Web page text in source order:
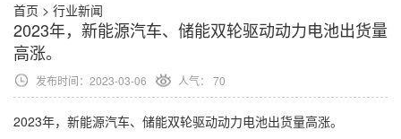
首页 > 行业新闻
2023年，新能源汽车、储能双轮驱动动力电池出货量
高涨。
发布时间：2023-03-06 人气： 70
2023年，新能源汽车、储能双轮驱动动力电池出货量高涨。